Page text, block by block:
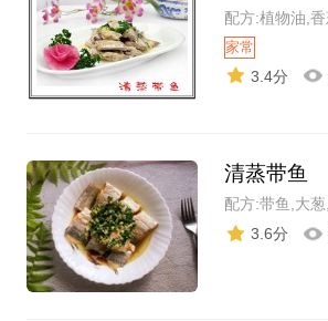
配方:植物油,
家常
3.4分
清蒸带鱼
配方:带鱼,大
3.6分